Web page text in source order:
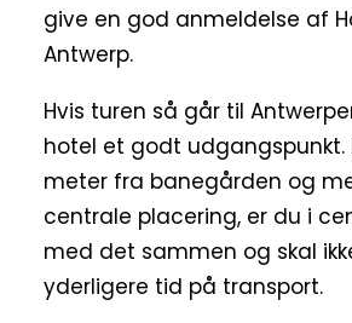
give en god anmeldelse af
Antwerp.
Hvis turen så går til
hotel et godt udgangspunkt.
meter fra banegården og
centrale placering, er du i
med det sammen og skal
yderligere tid på transport.